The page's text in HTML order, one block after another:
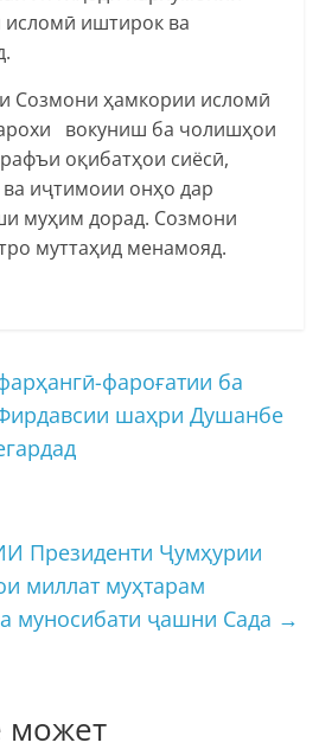
иштирок ва
Созмони ҳамкории исломӣ
вокуниш ба чолишҳои
оқибатҳои сиёсӣ,
иҷтимоии онҳо дар
муҳим дорад. Созмони
муттаҳид менамояд.
фароғатии ба
шаҳри Душанбе
Ҷумҳурии
миллат муҳтарам
муносибати ҷашни Сада →
может